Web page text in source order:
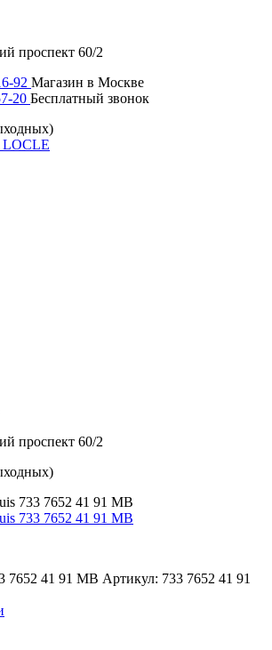
проспект 60/2
92 Магазин в Москве
20 Бесплатный звонок
проспект 60/2
7652 41 91 MB Артикул: 733 7652 41 91